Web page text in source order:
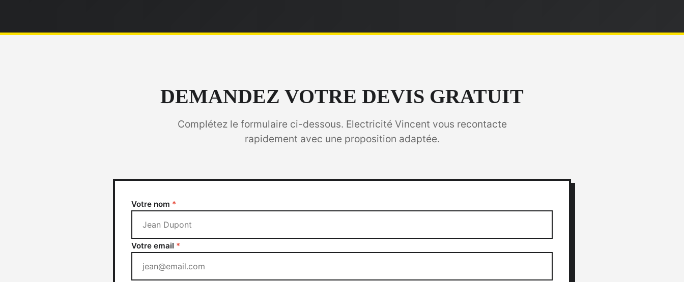
DEMANDEZ VOTRE DEVIS GRATUIT
Complétez le formulaire ci-dessous. Electricité Vincent vous recontacte
rapidement avec une proposition adaptée.
Votre nom *
Votre email *